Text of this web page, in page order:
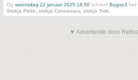
Op woensdag 22 januari 2025 19:50 schreef Bugno3 het
Stukje Pelle, stukje Cannavaro, stukje Totti.
▼ Advertentie door